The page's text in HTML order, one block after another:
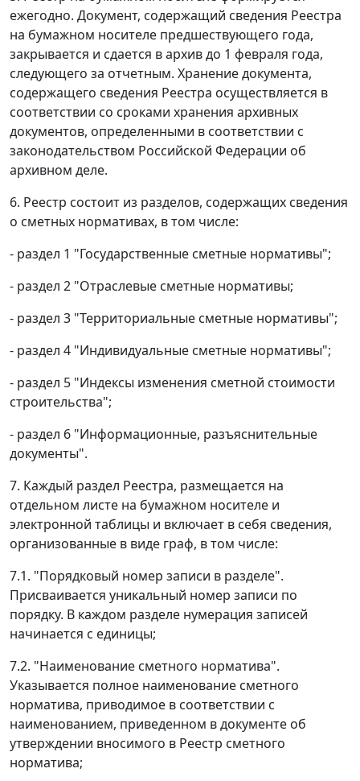
ежегодно. Документ, содержащий сведения Реестра
на бумажном носителе предшествующего года,
закрывается и сдается в архив до 1 февраля года,
следующего за отчетным. Хранение документа,
содержащего сведения Реестра осуществляется в
соответствии со сроками хранения архивных
документов, определенными в соответствии с
законодательством Российской Федерации об
архивном деле.
6. Реестр состоит из разделов, содержащих сведения
о сметных нормативах, в том числе:
- раздел 1 "Государственные сметные нормативы";
- раздел 2 "Отраслевые сметные нормативы;
- раздел 3 "Территориальные сметные нормативы";
- раздел 4 "Индивидуальные сметные нормативы";
- раздел 5 "Индексы изменения сметной стоимости
строительства";
- раздел 6 "Информационные, разъяснительные
документы".
7. Каждый раздел Реестра, размещается на
отдельном листе на бумажном носителе и
электронной таблицы и включает в себя сведения,
организованные в виде граф, в том числе:
7.1. "Порядковый номер записи в разделе".
Присваивается уникальный номер записи по
порядку. В каждом разделе нумерация записей
начинается с единицы;
7.2. "Наименование сметного норматива".
Указывается полное наименование сметного
норматива, приводимое в соответствии с
наименованием, приведенном в документе об
утверждении вносимого в Реестр сметного
норматива;